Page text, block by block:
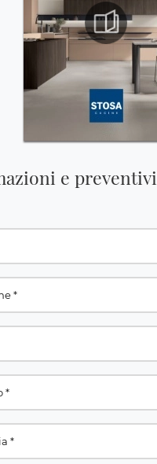
e preventivi